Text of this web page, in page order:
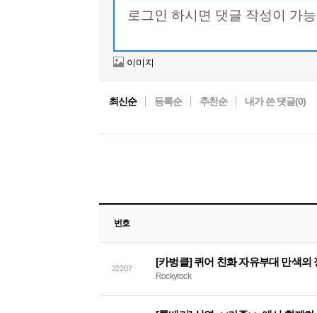
이미지
최신순 등록순 추천순 내가 쓴 댓글(0)
번호
22207
Rockyrock